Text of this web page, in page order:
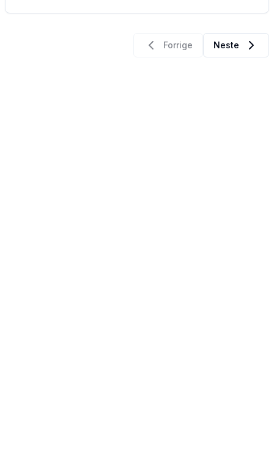
Forrige Neste